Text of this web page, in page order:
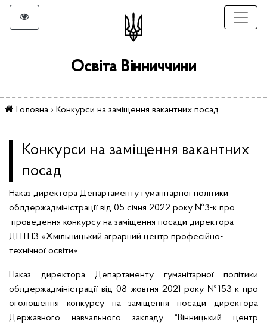
Освіта Вінниччини
Головна › Конкурси на заміщення вакантних посад
Конкурси на заміщення вакантних
посад
Наказ директора Департаменту гуманітарної політики
облдержадміністрації від 05 січня 2022 року №3-к про
проведення конкурсу на заміщення посади директора
ДПТНЗ «Хмільницький аграрний центр професійно-
технічної освіти»
Наказ директора Департаменту гуманітарної політики
облдержадміністрації від 08 жовтня 2021 року №153-к про
оголошення конкурсу на заміщення посади директора
Державного навчального закладу “Вінницький центр